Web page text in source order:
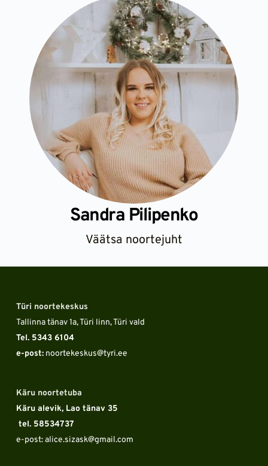
Sandra Pilipenko
Väätsa noortejuht
Türi noortekeskus
Tallinna tänav 1a, Türi linn, Türi vald
Tel. 5343 6104
e-post: noortekeskus@tyri.ee
Käru noortetuba
Käru alevik, Lao tänav 35
tel. 58534737
e-post: alice.sizask@gmail.com